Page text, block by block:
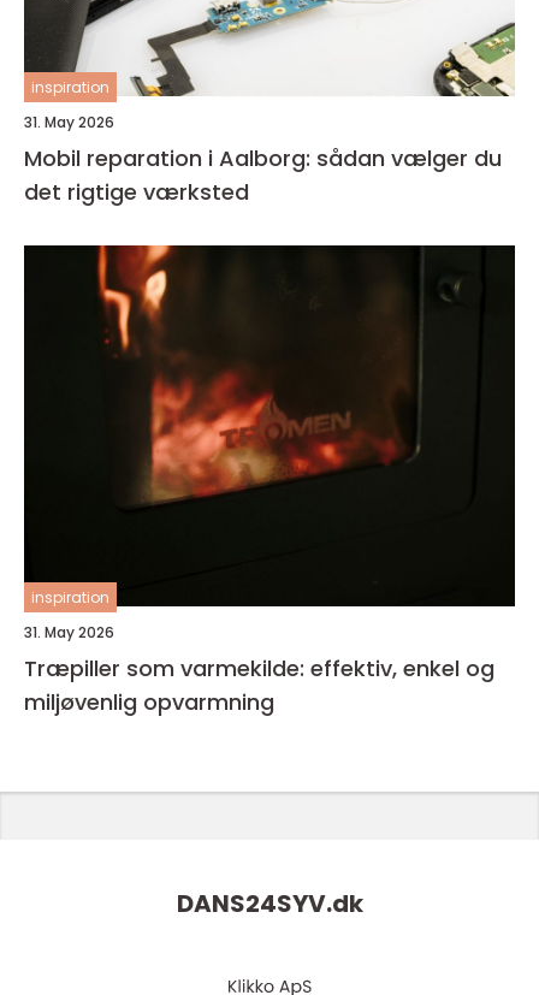
inspiration
31. May 2026
Mobil reparation i Aalborg: sådan vælger du
det rigtige værksted
inspiration
31. May 2026
Træpiller som varmekilde: effektiv, enkel og
miljøvenlig opvarmning
DANS24SYV.dk